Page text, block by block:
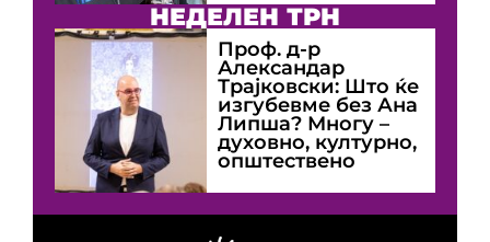
НЕДЕЛЕН ТРН
Проф. д-р
Александар
Трајковски: Што ќе
изгубевме без Ана
Липша? Многу –
духовно, културно,
општествено